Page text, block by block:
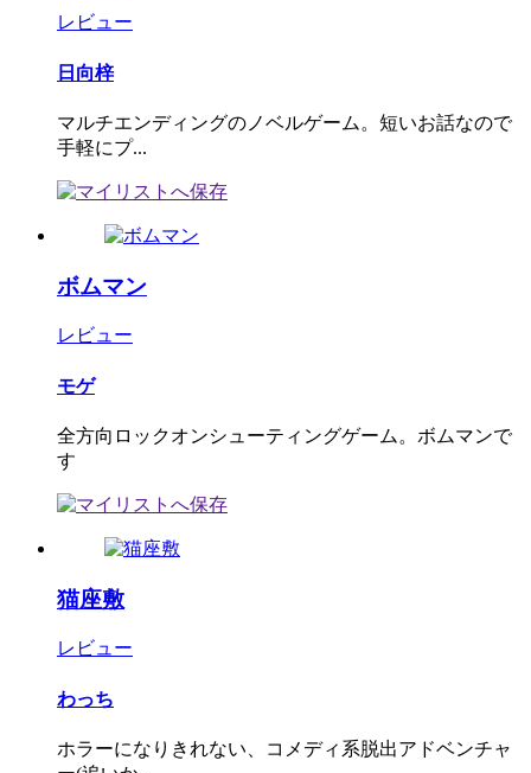
レビュー
日向梓
マルチエンディングのノベルゲーム。短いお話なので
手軽にプ...
ボムマン
レビュー
モゲ
全方向ロックオンシューティングゲーム。ボムマンで
す
猫座敷
レビュー
わっち
ホラーになりきれない、コメディ系脱出アドベンチャ